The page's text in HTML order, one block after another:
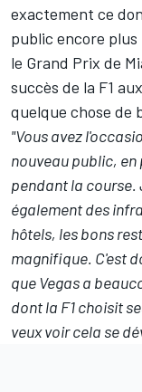
exactement ce
public encore
le Grand Prix de
succès de la F1
quelque chose de
"Vous avez
nouveau public,
pendant la course.
également des
hôtels, les bons
magnifique. C'est
que Vegas a
dont la F1 choisit
veux voir cela se